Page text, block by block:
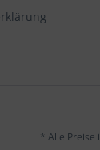
* Alle Preise